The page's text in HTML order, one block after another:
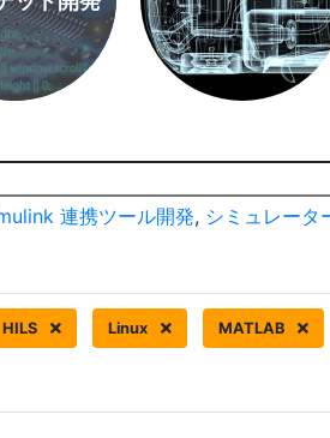
連携ツール開発, シミュレータ
HILS Linux MATLAB